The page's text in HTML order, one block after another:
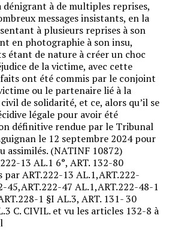
dénigrant à de multiples reprises,
messagesinsistants, enla
à plusieurs reprises à son
en photographie à soninsu,
étant de nature à créerun choc
delavictime, avec cette
faits ont été commis parle conjoint
oule partenairelié àla
civil de solidarité, et ce, alors qu’il se
légale pour avoir été
définitive rendue parle Tribunal
le 12 septembre 2024pour
assimilés. (NATINF 10872)
13 AL.1 6°, ART. 132-80
parART.222-13 AL.1,ART.222-
45,ART.222-47 AL.1,ART.222-48-1
1 §I AL.3, ART. 131-30
C. CIVIL. et vules articles 132-8 à